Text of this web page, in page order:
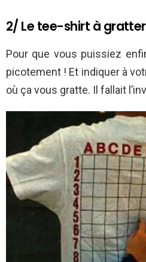
2/ Le tee-shirt à gratter
Pour que vous puissiez
picotement ! Et indiquer à
où ça vous gratte. Il fallait